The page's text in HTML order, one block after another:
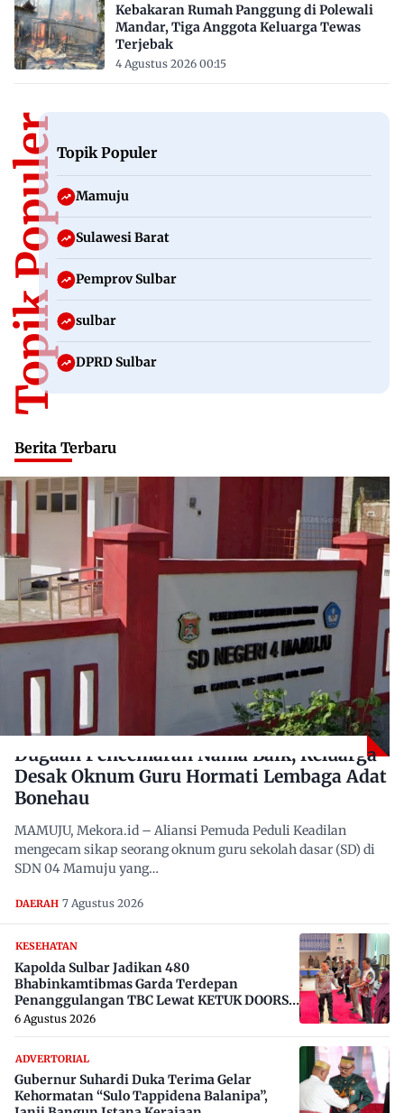
Kebakaran Rumah Panggung di Polewali
Mandar, Tiga Anggota Keluarga Tewas
Terjebak
4 Agustus 2026 00:15
Topik PopulerTopik Populer
Mamuju
Sulawesi Barat
Pemprov Sulbar
sulbar
DPRD Sulbar
Berita Terbaru
Dugaan Pencemaran Nama Baik, Keluarga
Desak Oknum Guru Hormati Lembaga Adat
Bonehau
MAMUJU, Mekora.id – Aliansi Pemuda Peduli Keadilan
mengecam sikap seorang oknum guru sekolah dasar (SD) di
SDN 04 Mamuju yang…
DAERAH 7 Agustus 2026
KESEHATAN
Kapolda Sulbar Jadikan 480
Bhabinkamtibmas Garda Terdepan
Penanggulangan TBC Lewat KETUK DOORS
di 650 Desa
6 Agustus 2026
ADVERTORIAL
Gubernur Suhardi Duka Terima Gelar
Kehormatan “Sulo Tappidena Balanipa”,